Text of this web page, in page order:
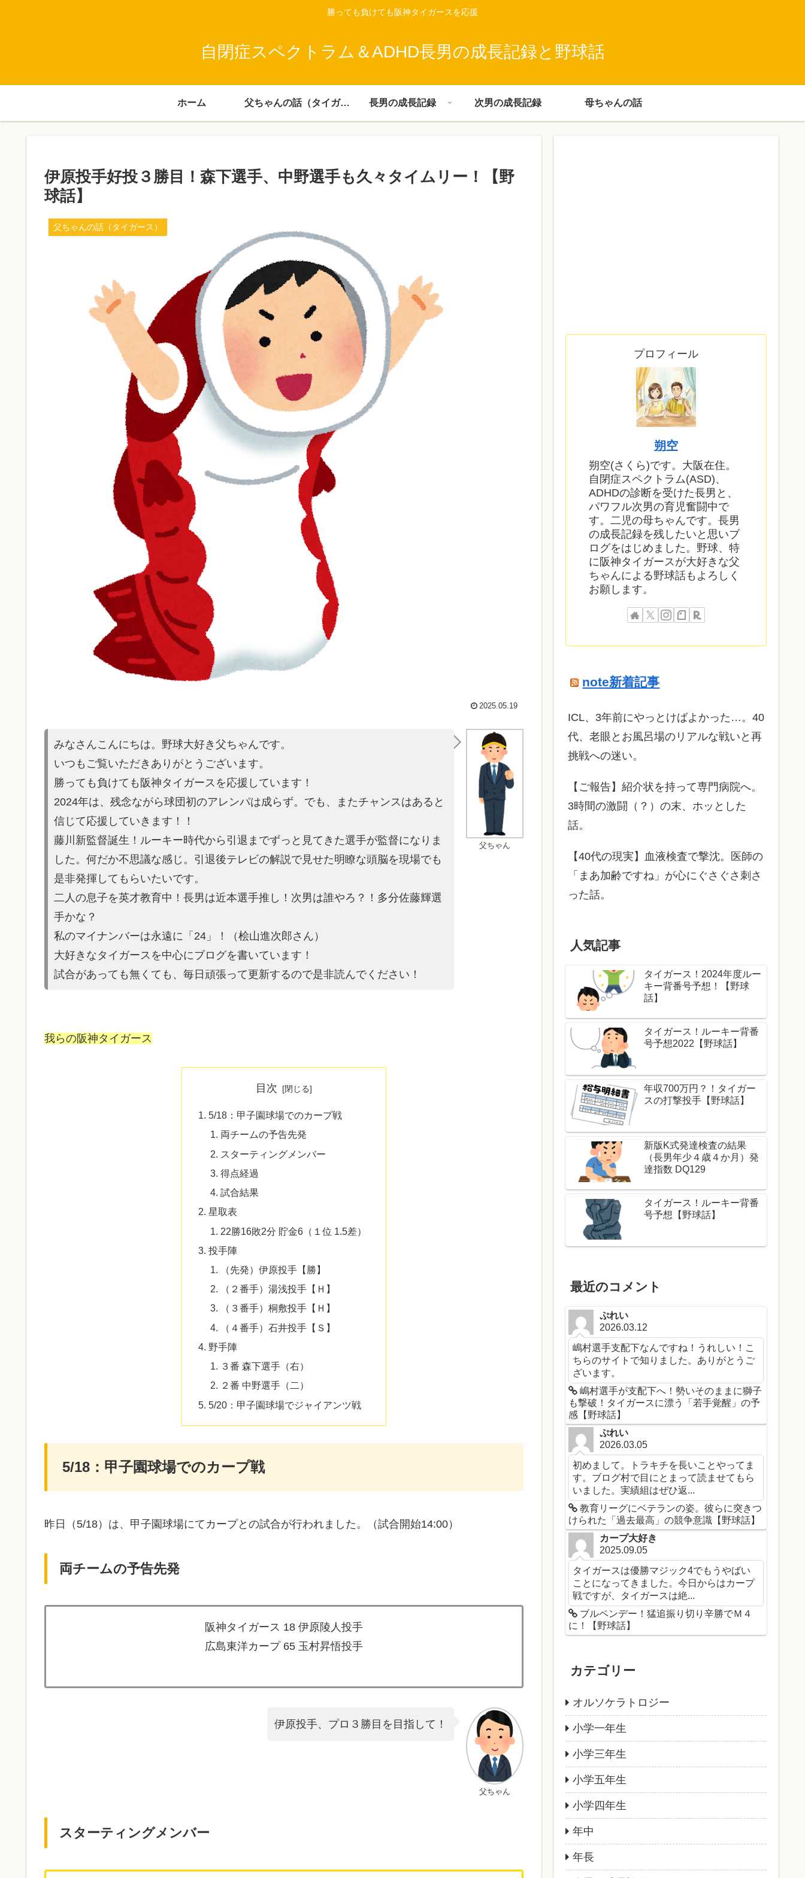
勝っても負けても阪神タイガースを応援
自閉症スペクトラム＆ADHD長男の成長記録と野球話
ホーム 父ちゃんの話（タイガース） 長男の成長記録 次男の成長記録 母ちゃんの話
伊原投手好投３勝目！森下選手、中野選手も久々タイムリー！【野
球話】
父ちゃんの話（タイガース）
2025.05.19
父ちゃん
みなさんこんにちは。野球大好き父ちゃんです。
いつもご覧いただきありがとうございます。
勝っても負けても阪神タイガースを応援しています！
2024年は、残念ながら球団初のアレンパは成らず。でも、またチャンスはあると
信じて応援していきます！！
藤川新監督誕生！ルーキー時代から引退までずっと見てきた選手が監督になりま
した。何だか不思議な感じ。引退後テレビの解説で見せた明瞭な頭脳を現場でも
是非発揮してもらいたいです。
二人の息子を英才教育中！長男は近本選手推し！次男は誰やろ？！多分佐藤輝選
手かな？
私のマイナンバーは永遠に「24」！（桧山進次郎さん）
大好きなタイガースを中心にブログを書いています！
試合があって も無くても、毎日頑張って更新するので是非読んでください！
我らの阪神タイガース
目次
5/18：甲子園球場でのカープ戦
両チームの予告先発
スターティングメンバー
得点経過
試合結果
星取表
22勝16敗2分 貯金6（１位 1.5差）
投手陣
（先発）伊原投手【勝】
（２番手）湯浅投手【Ｈ】
（３番手）桐敷投手【Ｈ】
（４番手）石井投手【Ｓ】
野手陣
３番 森下選手（右）
２番 中野選手（二）
5/20：甲子園球場でジャイアンツ戦
5/18：甲子園球場でのカープ戦
昨日（5/18）は、甲子園球場にてカープとの試合が行われました。（試合開始14:00）
両チームの予告先発
阪神タイガース 18 伊原陵人投手
広島東洋カープ 65 玉村昇悟投手
父ちゃん
伊原投手、プロ３勝目を目指して！
スターティングメンバー
プロフィール
朔空
朔空(さくら)です。大阪在住。
自閉症スペクトラム(ASD)、
ADHDの診断を受けた長男と、
パワフル次男の育児奮闘中で
す。二児の母ちゃんです。長男
の成長記録を残したいと思いブ
ログをはじめました。野球、特
に阪神タイガースが大好きな父
ちゃんによる野球話もよろしく
お願します。
note新着記事
ICL、3年前にやっとけばよかった…。40
代、老眼とお風呂場のリアルな戦いと再
挑戦への迷い。
​【ご報告】紹介状を持って専門病院へ。
3時間の激闘（？）の末、ホッとした
話。
【40代の現実】血液検査で撃沈。医師の
「まあ加齢ですね」が心にぐさぐさ刺さ
った話。
人気記事
タイガース！2024年度ルー
キー背番号予想！【野球
話】
タイガース！ルーキー背番
号予想2022【野球話】
年収700万円？！タイガー
スの打撃投手【野球話】
新版K式発達検査の結果
（長男年少４歳４か月）発
達指数 DQ129
タイガース！ルーキー背番
号予想【野球話】
最近のコメント
ぷれい
2026.03.12
嶋村選手支配下なんですね！うれしい！こ
ちらのサイトで知りました。ありがとうご
ざいます。
嶋村選手が支配下へ！勢いそのままに獅子
も撃破！タイガースに漂う「若手覚醒」の予
感【野球話】
ぷれい
2026.03.05
初めまして。トラキチを長いことやってま
す。ブログ村で目にとまって読ませてもら
いました。実績組はぜひ返...
教育リーグにベテランの姿。彼らに突きつ
けられた「過去最高」の競争意識【野球話】
カープ大好き
2025.09.05
タイガースは優勝マジック4でもうやばい
ことになってきました。今日からはカープ
戦ですが、タイガースは絶...
ブルペンデー！猛追振り切り辛勝でＭ４
に！【野球話】
カテゴリー
オルソケラトロジー
小学一年生
小学三年生
小学五年生
小学四年生
年中
年長